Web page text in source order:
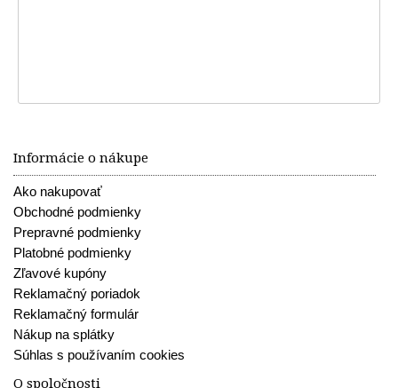
Informácie o nákupe
Ako nakupovať
Obchodné podmienky
Prepravné podmienky
Platobné podmienky
Zľavové kupóny
Reklamačný poriadok
Reklamačný formulár
Nákup na splátky
Súhlas s používaním cookies
O spoločnosti